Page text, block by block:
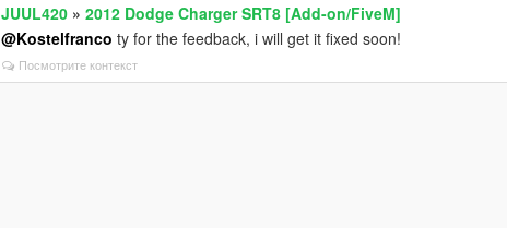
JUUL420 »2012 Dodge Charger SRT8 [Add-on/FiveM]
@Kostelfranco ty for the feedback, i will get it fixed soon!
Посмотрите контекст